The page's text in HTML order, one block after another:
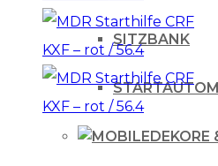
SITZBANK
DEKORE